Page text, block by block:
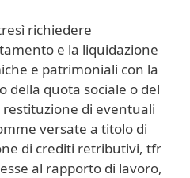
richiedere
e la liquidazione
e patrimoniali con la
della quota sociale o del
di eventuali
versate a titolo di
di crediti retributivi, tfr
al rapporto di lavoro,